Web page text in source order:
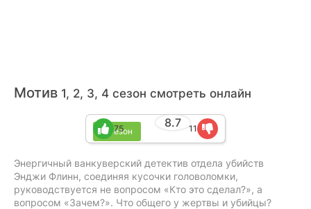
Мотив 1, 2, 3, 4 сезон смотреть онлайн
4 сезон
8.7
75 11
Энергичный ванкуверский детектив отдела убийств
Энджи Флинн, соединяя кусочки головоломки,
руководствуется не вопросом «Кто это сделал?», а
вопросом «Зачем?». Что общего у жертвы и убийцы?